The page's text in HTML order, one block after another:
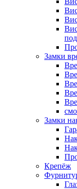
Замки
Замки
Крепёж